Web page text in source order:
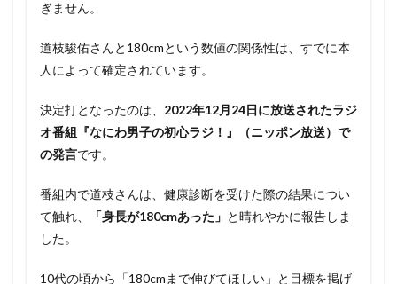
ぎません。
道枝駿佑さんと180cmという数値の関係性は、すでに本
人によって確定されています。
決定打となったのは、 2022年12月24日に放送されたラジ
オ番組『なにわ男子の初心ラジ！』（ニッポン放送）で
の発言です。
番組内で道枝さんは、健康診断を受けた際の結果につい
て触れ、
「身長が180cmあった」 と晴れやかに報告しま
した。
10代の頃から「180cmまで伸びてほしい」と目標を掲げ